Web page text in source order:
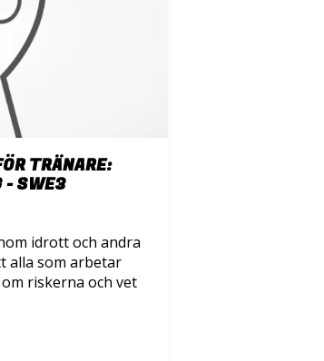
TRÄNARE:
- SWE3
idrott och andra
alla som arbetar
riskerna och vet